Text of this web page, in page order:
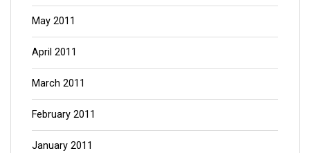
May 2011
April 2011
March 2011
February 2011
January 2011